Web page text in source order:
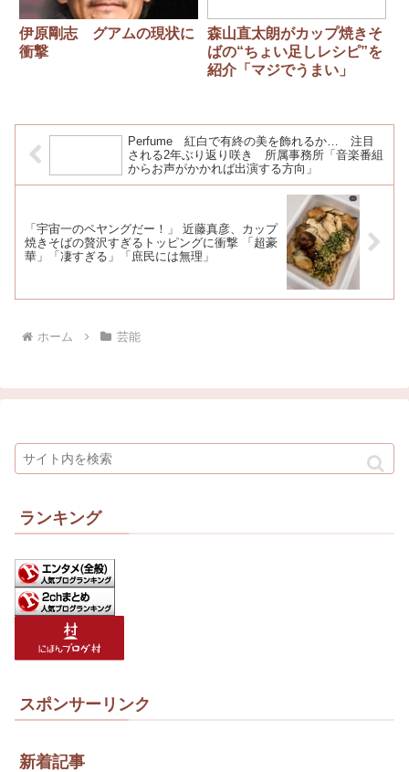
伊原剛志 グアムの現状に
衝撃
森山直太朗がカップ焼きそ
ばの“ちょい足しレシピ”を
紹介「マジでうまい」
Perfume 紅白で有終の美を飾れるか… 注目
される2年ぶり返り咲き 所属事務所「音楽番組
からお声がかかれば出演する方向」
「宇宙一のペヤングだー！」 近藤真彦、カップ
焼きそばの贅沢すぎるトッピングに衝撃 「超豪
華」「凄すぎる」「庶民には無理」
ホーム 芸能
ランキング
スポンサーリンク
新着記事